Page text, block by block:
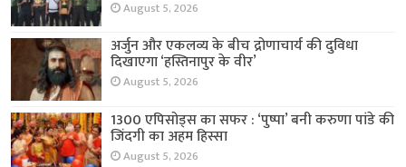
August 5, 2026
अर्जुन और एकलव्य के बीच द्रोणाचार्य की दुविधा
दिखाएगा ‘हस्तिनापुर के वीर’
August 5, 2026
1300 एपिसोड्स का सफर : ‘पुष्पा’ बनी करुणा पांडे की
जिंदगी का अहम हिस्सा
August 5, 2026